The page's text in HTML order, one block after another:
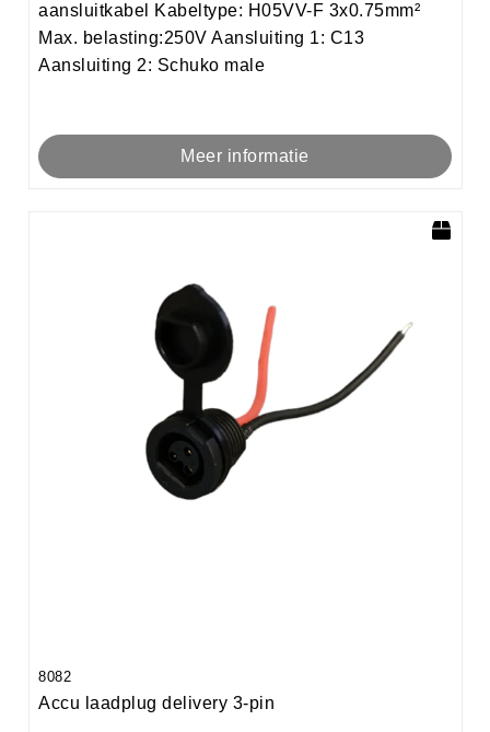
aansluitkabel Kabeltype: H05VV-F 3x0.75mm²
Max. belasting:250V Aansluiting 1: C13
Aansluiting 2: Schuko male
Meer informatie
8082
Accu laadplug delivery 3-pin